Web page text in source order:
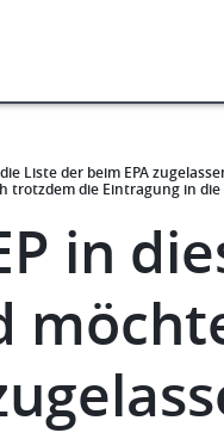
Liste der beim EPA
trotzdem die Eintragung in
in